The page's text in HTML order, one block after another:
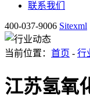
联系我们
400-037-9006 Sitexml
当前位置： 首页 - 行
江苏氢氧